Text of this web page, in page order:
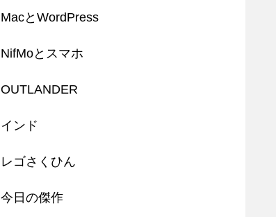
MacとWordPress
NifMoとスマホ
OUTLANDER
インド
レゴさくひん
今日の傑作